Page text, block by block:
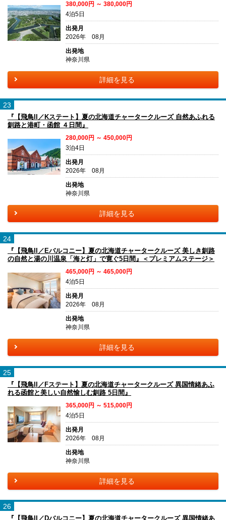
380,000円 ～ 380,000円
4泊5日
出発月
2026年 08月
出発地
神奈川県
詳細を見る
23
『【飛鳥II／Kステート】夏の北海道チャータークルーズ 自然あふれる
釧路と港町・函館 ４日間』
280,000円 ～ 450,000円
3泊4日
出発月
2026年 08月
出発地
神奈川県
詳細を見る
24
『【飛鳥II／Eバルコニー】夏の北海道チャータークルーズ 美しき釧路
の自然と湯の川温泉「海と灯」で寛ぐ5日間』＜プレミアムステージ＞
465,000円 ～ 465,000円
4泊5日
出発月
2026年 08月
出発地
神奈川県
詳細を見る
25
『【飛鳥II／Fステート】夏の北海道チャータークルーズ 異国情緒あふ
れる函館と美しい自然愉しむ釧路 5日間』
365,000円 ～ 515,000円
4泊5日
出発月
2026年 08月
出発地
神奈川県
詳細を見る
26
『【飛鳥II／Dバルコニー】夏の北海道チャータークルーズ 異国情緒あ